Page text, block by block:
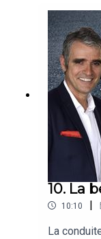
10. La
10:10 |
La